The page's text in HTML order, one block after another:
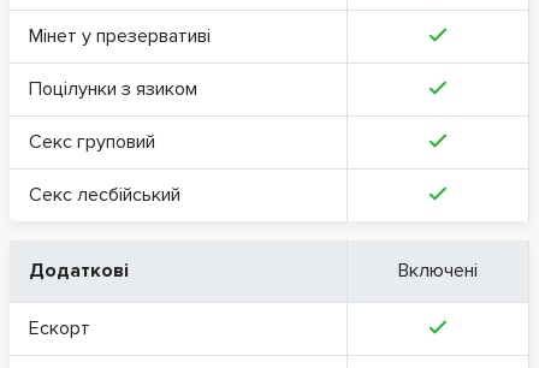
Мінет у презервативі
Поцілунки з язиком
Секс груповий
Секс лесбійський
Додаткові Включені
Ескорт